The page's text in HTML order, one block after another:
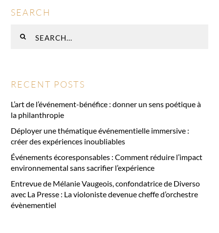
SEARCH
RECENT POSTS
L’art de l’événement-bénéfice : donner un sens poétique à
la philanthropie
Déployer une thématique événementielle immersive :
créer des expériences inoubliables
Événements écoresponsables : Comment réduire l’impact
environnemental sans sacrifier l’expérience
Entrevue de Mélanie Vaugeois, confondatrice de Diverso
avec La Presse : La violoniste devenue cheffe d’orchestre
évènementiel